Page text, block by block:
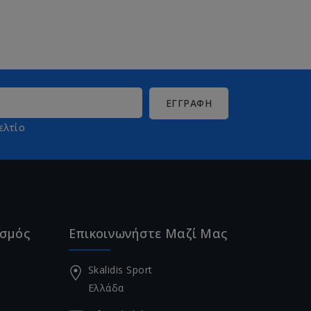
Επικοινωνήστε Μαζί Μας
Skalidis Sport
Ελλάδα